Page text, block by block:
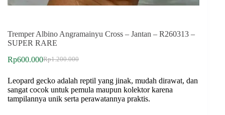
Tremper Albino Angramainyu Cross – Jantan – R260313 –
SUPER RARE
Rp1.200.000
Rp600.000
Leopard gecko adalah reptil yang jinak, mudah dirawat, dan
sangat cocok untuk pemula maupun kolektor karena
tampilannya unik serta perawatannya praktis.